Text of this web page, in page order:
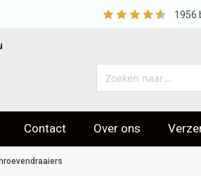
1956
Contact Over ons